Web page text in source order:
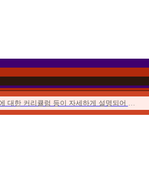
이벤트를 통해 합리적인 가격에 수강할 수 있었고 강의의 질 또한 우수하여...